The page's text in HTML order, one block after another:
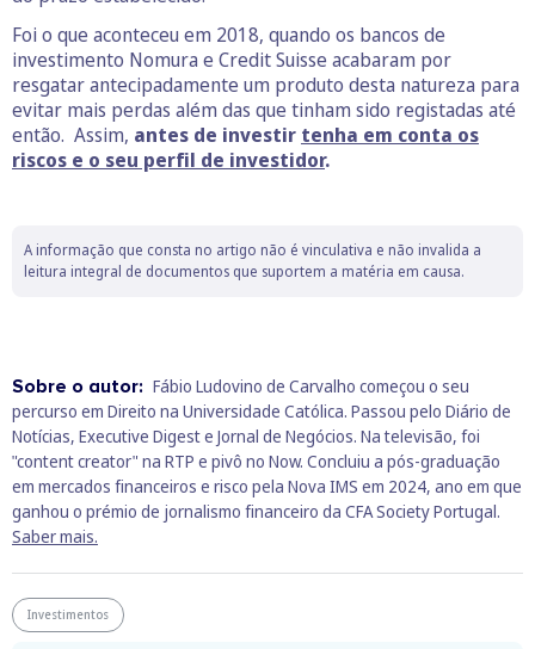
Foi o que aconteceu em 2018, quando os bancos de
investimento Nomura e Credit Suisse acabaram por
resgatar antecipadamente um produto desta natureza para
evitar mais perdas além das que tinham sido registadas até
então. Assim, antes de investir tenha em conta os
riscos e o seu perfil de investidor.
A informação que consta no artigo não é vinculativa e não invalida a
leitura integral de documentos que suportem a matéria em causa.
Sobre o autor: Fábio Ludovino de Carvalho começou o seu
percurso em Direito na Universidade Católica. Passou pelo Diário de
Notícias, Executive Digest e Jornal de Negócios. Na televisão, foi
"content creator" na RTP e pivô no Now. Concluiu a pós-graduação
em mercados financeiros e risco pela Nova IMS em 2024, ano em que
ganhou o prémio de jornalismo financeiro da CFA Society Portugal.
Saber mais.
Investimentos